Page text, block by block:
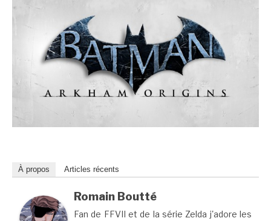
À propos Articles récents
Romain Boutté
Fan de FFVII et de la série Zelda j'adore les